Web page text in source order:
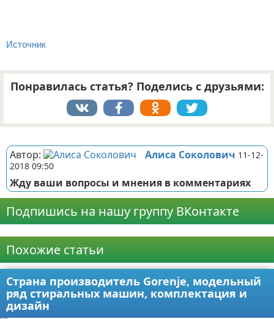
Источник
Понравилась статья? Поделись с друзьями:
Автор: Алиса Соколович 11-12-
2018 09:50
Жду ваши вопросы и мнения в комментариях
Подпишись на нашу группу ВКонтакте
Похожие статьи
Страна производитель Gorenje, модельный
ряд стиральных машин, комплектация и
дизайн